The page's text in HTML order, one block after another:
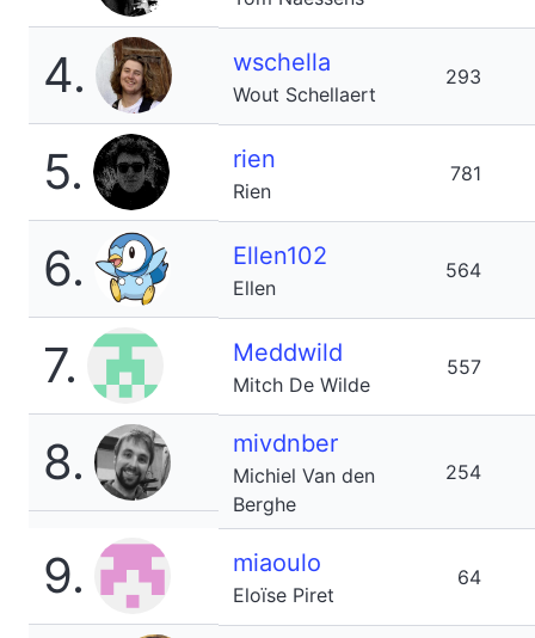
4. wschella
Wout Schellaert
293
5. rien
Rien
781
6. Ellen102
Ellen
564
7. Meddwild
Mitch De Wilde
557
8. mivdnber
Michiel Van den
Berghe
254
9. miaoulo
Eloïse Piret
64